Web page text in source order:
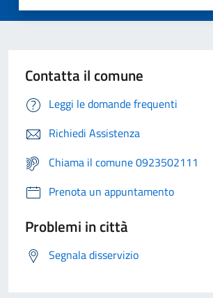
Contatta il comune
Leggi le domande frequenti
Richiedi Assistenza
Chiama il comune 0923502111
Prenota un appuntamento
Problemi in città
Segnala disservizio